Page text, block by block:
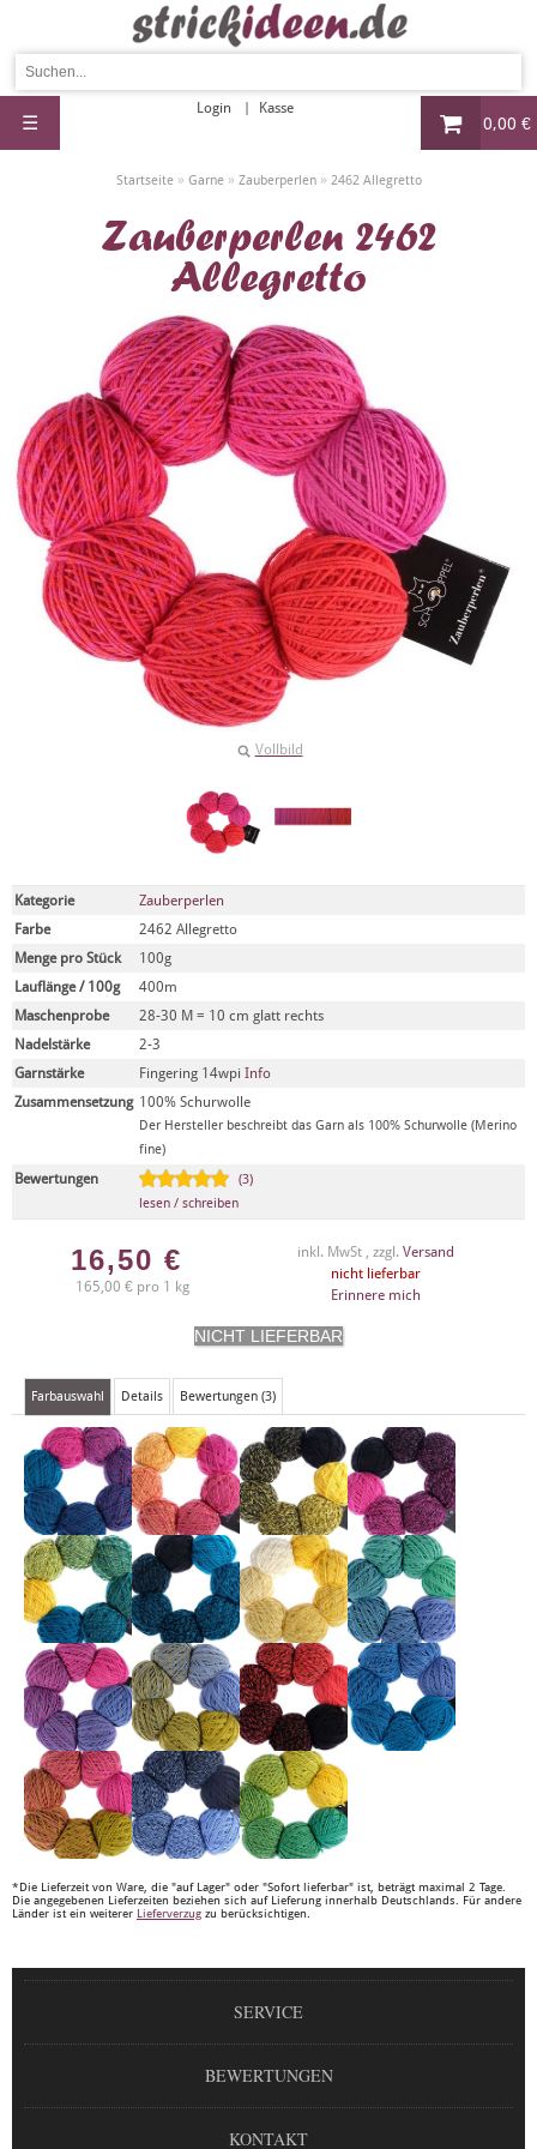
0,00 €
Login Kasse
☰
Startseite» Garne» Zauberperlen» 2462 Allegretto
Zauberperlen 2462
Allegretto
Vollbild
Kategorie
Zauberperlen
Farbe
2462 Allegretto
Menge pro Stück
100g
Lauflänge / 100g
400m
Maschenprobe
28-30 M = 10 cm glatt rechts
Nadelstärke
2-3
Garnstärke
Fingering 14wpi Info
Zusammensetzung 100% Schurwolle
Der Hersteller beschreibt das Garn als 100% Schurwolle (Merino
fine)
Bewertungen
(3)
lesen / schreiben
16,50 €
165,00 € pro 1 kg
inkl. MwSt , zzgl. Versand
nicht lieferbar
Erinnere mich
Farbauswahl Details Bewertungen (3)
*Die Lieferzeit von Ware, die "auf Lager" oder "Sofort lieferbar" ist, beträgt maximal 2 Tage.
Die angegebenen Lieferzeiten beziehen sich auf Lieferung innerhalb Deutschlands. Für andere
Länder ist ein weiterer Lieferverzug zu berücksichtigen.
SERVICE
BEWERTUNGEN
KONTAKT